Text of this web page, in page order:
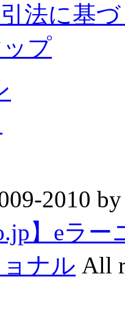
法に基
プ
2010
】eラ
ナル All